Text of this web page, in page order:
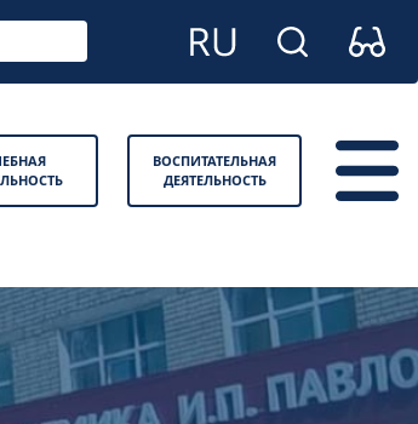
ВОСПИТАТЕЛЬНАЯ
ДЕЯТЕЛЬНОСТЬ